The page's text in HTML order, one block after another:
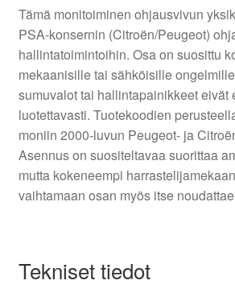
Tämä monitoiminen ohjausvivun
PSA-konsernin (Citroën/Peugeot)
hallintatoimintoihin. Osa on suosittu
mekaanisille tai sähköisille
sumuvalot tai hallintapainikkeet eivät
luotettavasti. Tuotekoodien
moniin 2000-luvun Peugeot- ja
Asennus on suositeltavaa suorittaa
mutta kokeneempi
vaihtamaan osan myös itse
Tekniset tiedot